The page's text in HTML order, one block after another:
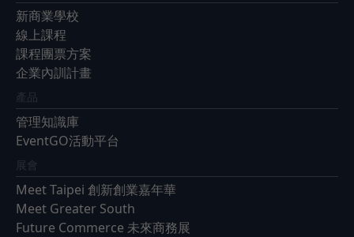
新商業學校
線上課程
課程團票方案
企業內訓計畫
產品
管理知識庫
EventGO活動平台
展會
Meet Taipei 創新創業嘉年華
Meet Greater South
Future Commerce 未來商務展